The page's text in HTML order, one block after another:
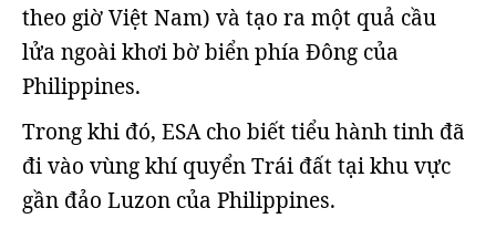
theo giờ Việt Nam) và tạo ra một quả cầu
lửa ngoài khơi bờ biển phía Đông của
Philippines.
Trong khi đó, ESA cho biết tiểu hành tinh đã
đi vào vùng khí quyển Trái đất tại khu vực
gần đảo Luzon của Philippines.